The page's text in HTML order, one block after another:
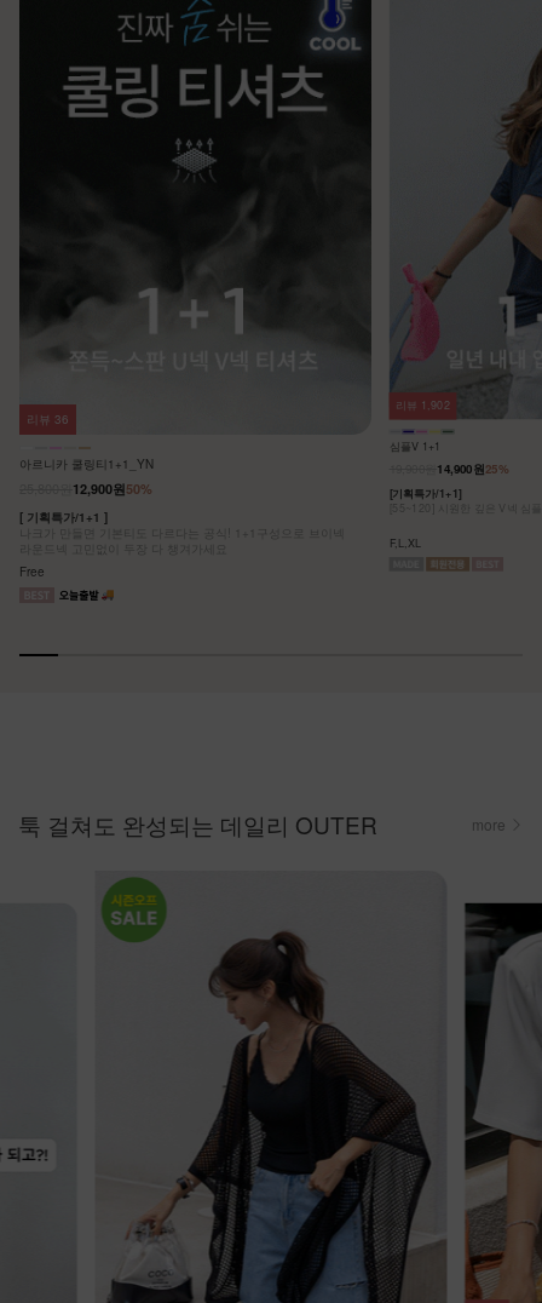
아르니카 쿨링티1+1_YN
50%
12,900원
[ 기획특가/1+1 ]
나크가 만들면 기본티도 다르다는 공식! 1+1구성으로 브이넥
라운드넥 고민없이 두장 다 챙겨가세요
Free
리뷰 36
심플V 1+1
25%
14,900원
[기획특가/1+1]
[55~120] 시원한 깊은 V넥 심
F,L,XL
리뷰 1,902
툭 걸쳐도 완성되는 데일리 OUTER more